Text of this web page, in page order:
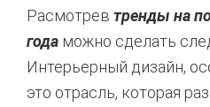
Расмотрев тренды на
года можно сделать
Интерьерный дизайн,
это отрасль, которая